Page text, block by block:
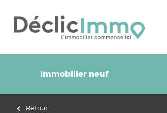
Immobilier neuf
Retour